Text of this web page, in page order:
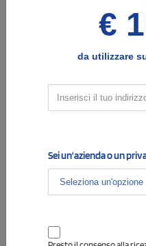
Opzioni e note per la
COLORE DI
Indica il colore di stampa
eventualmente aggiungere alla
€
da utilizzare
Sei un'azienda o un